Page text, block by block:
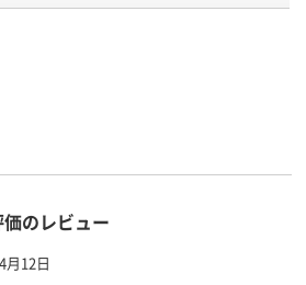
のレビュー
月12日